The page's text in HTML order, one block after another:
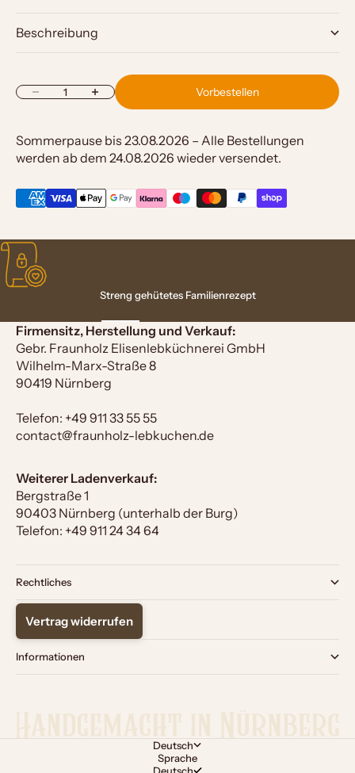
Beschreibung
Anzahl verringernAnzahl erhöhen Vorbestellen
Sommerpause bis 23.08.2026 – Alle Bestellungen
werden ab dem 24.08.2026 wieder versendet.
Streng gehütetes Familienrezept
Gehe zu Element 1
Gehe zu Element 2
Gehe zu Element 3
Gehe zu Element 4
Firmensitz, Herstellung und Verkauf:
Gebr. Fraunholz Elisenlebküchnerei GmbH
Wilhelm-Marx-Straße 8
90419 Nürnberg
Telefon: +49 911 33 55 55
contact@fraunholz-lebkuchen.de
Weiterer Ladenverkauf:
Bergstraße 1
90403 Nürnberg (unterhalb der Burg)
Telefon: +49 911 24 34 64
Rechtliches
Vertrag widerrufen
Informationen
Deutsch
Sprache
Deutsch